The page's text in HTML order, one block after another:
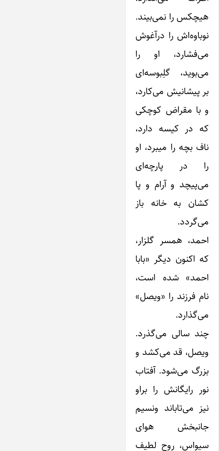
هیچکس را نمی‌بیند.
نوباوه‌اش را درآغوش
می‌فشارد، او را
می‌بوید، گلِبوسه‌ای
بر پیشانیش می‌کارد،
و با مقراض کوچکی
که در کیسه دارد،
ناف بچه را میبرد، او
را در پارچه‌ای
می‌پیچد و آرام و پا
کشان به خانه باز
می‌گردد.
احمد، همسر گلزار،
که اکنون دیگر «بابا
احمد» شده است،
نام فرزند را «ویصل»
می‌گذارد.
چند سالی می‌گذرد.
ویصل، قد می‌کشد و
بزرگ می‌شود. آفتاب
نور رایگانش را براو
نیز می‌تاباند ونسیم
جانبخش هوای
سیواس، روح لطیف